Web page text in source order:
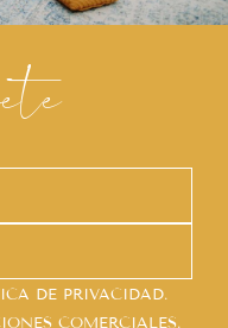
DE PRIVACIDAD.
COMERCIALES.